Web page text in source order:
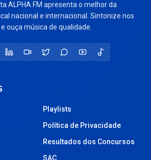
ALPHA FM apresenta o melhor da
nacional e internacional. Sintonize nos
ouça música de qualidade.
Playlists
Política de Privacidade
Resultados dos Concursos
SAC